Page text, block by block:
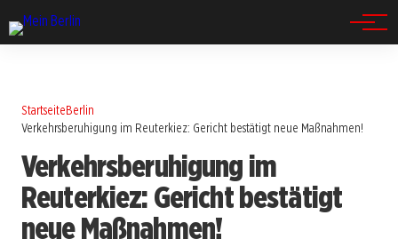
StartseiteBerlin
Verkehrsberuhigung im Reuterkiez: Gericht bestätigt neue Maßnahmen!
Verkehrsberuhigung im
Reuterkiez: Gericht bestätigt
neue Maßnahmen!